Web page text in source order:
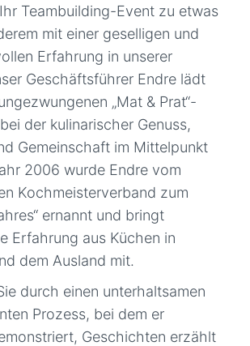
Teambuilding-Event zu etwas
mit einer geselligen und
Erfahrung in unserer
Geschäftsführer Endre lädt
„Mat & Prat“-
der kulinarischer Genuss,
Gemeinschaft im Mittelpunkt
2006 wurde Endre vom
Kochmeisterverband zum
ernannt und bringt
Erfahrung aus Küchen in
dem Ausland mit.
durch einen unterhaltsamen
Prozess, bei dem er
Geschichten erzählt